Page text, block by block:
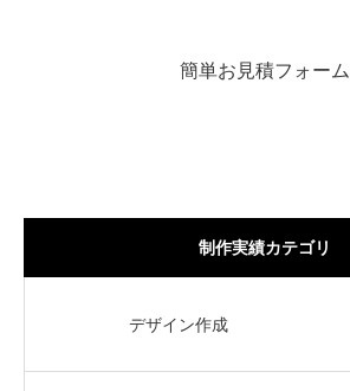
簡単お見積フォーム
制作実績カテゴリ
デザイン作成